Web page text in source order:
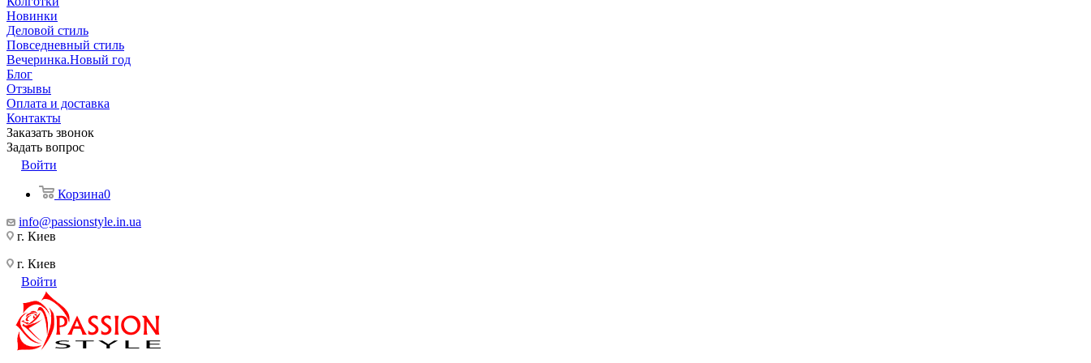
Новинки
Деловой стиль
Повседневный стиль
Вечеринка.Новый год
Блог
Отзывы
Оплата и доставка
Контакты
Заказать звонок
Задать вопрос
Войти
Корзина0
info@passionstyle.in.ua
г. Киев
г. Киев
Войти